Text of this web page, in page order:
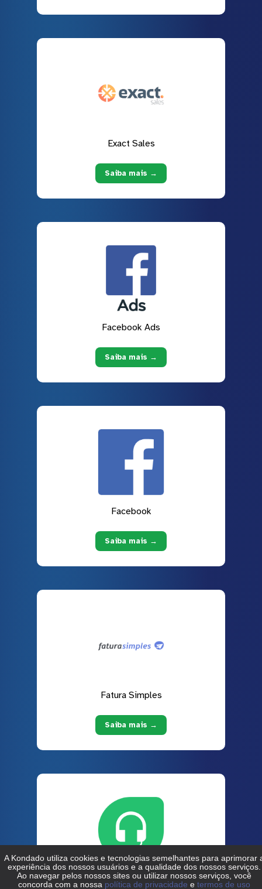
Exact Sales
Saiba mais →
Facebook Ads
Saiba mais →
Facebook
Saiba mais →
Fatura Simples
Saiba mais →
Freshdesk